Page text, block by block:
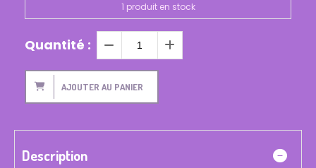
1 produit en stock
Quantité :
AJOUTER AU PANIER
Description